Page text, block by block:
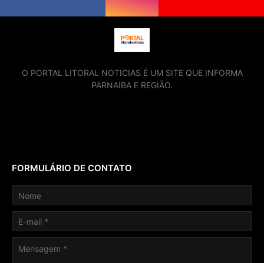
O PORTAL LITORAL NOTICIAS É UM SITE QUE INFORMA
PARNAIBA E REGIÃO.
FORMULÁRIO DE CONTATO